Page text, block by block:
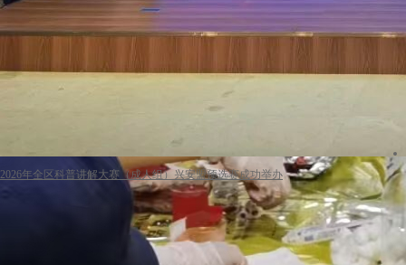
2026年全区科普讲解大赛（成人组）兴安盟预选赛成功举办